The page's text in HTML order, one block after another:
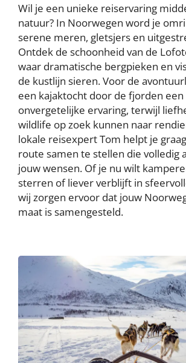
Wil je een unieke reiservaring
natuur? In Noorwegen word je
serene meren, gletsjers en
Ontdek de schoonheid van de
waar dramatische bergpieken en
de kustlijn sieren. Voor de
een kajaktocht door de fjorden een
onvergetelijke ervaring, terwijl
wildlife op zoek kunnen naar
lokale reisexpert Tom helpt je
route samen te stellen die volledig
jouw wensen. Of je nu wilt
sterren of liever verblijft in
wij zorgen ervoor dat jouw
maat is samengesteld.